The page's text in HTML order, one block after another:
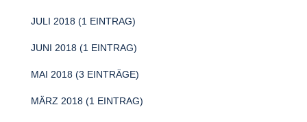
JULI 2018 (1 EINTRAG)
JUNI 2018 (1 EINTRAG)
MAI 2018 (3 EINTRÄGE)
MÄRZ 2018 (1 EINTRAG)